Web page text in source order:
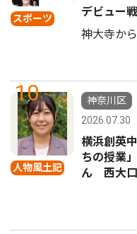
スポーツ
デビュー
神大寺か
10
人物風土記
神奈川区
2026.07.30
横浜創英
ちの授業
ん 西大